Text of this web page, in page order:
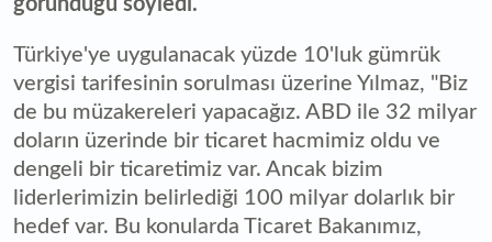
Türkiye'ye uygulanacak yüzde 10'luk gümrük
vergisi tarifesinin sorulması üzerine Yılmaz, "Biz
de bu müzakereleri yapacağız. ABD ile 32 milyar
doların üzerinde bir ticaret hacmimiz oldu ve
dengeli bir ticaretimiz var. Ancak bizim
liderlerimizin belirlediği 100 milyar dolarlık bir
hedef var. Bu konularda Ticaret Bakanımız,